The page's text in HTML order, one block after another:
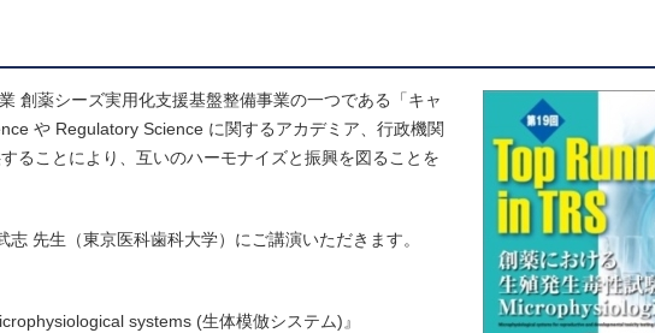
創薬シーズ実用化支援基盤整備事業の一つである「キャ
や Regulatory Science に関するアカデミア、行政機関
ることにより、互いのハーモナイズと振興を図ることを
先生（東京医科歯科大学）にご講演いただきます。
systems (生体模倣システム)』